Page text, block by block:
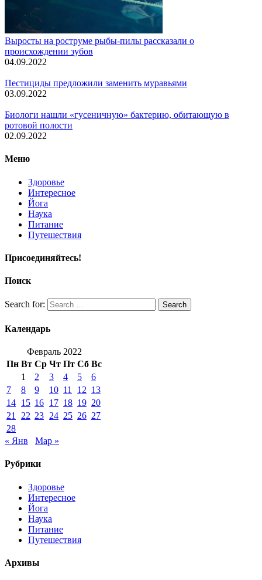
Выросты на роструме рыбы-пилы рассказали о
происхождении зубов
04.09.2022
Пестициды предложили заменить муравьями
03.09.2022
Биологи нашли «гусеничную» бактерию, обитающую в
ротовой полости
02.09.2022
Меню
Здоровье
Интересное
Йога
Наука
Питание
Путешествия
Присоединяйтесь!
Поиск
Search for: Search
Календарь
Февраль 2022
Пн Вт Ср Чт Пт Сб Вс
1
2 3 4 5
6
7
8 9 10 11 12 13
14 15 16 17 18 19 20
21
22 23 24 25 26 27
28
« Янв
Мар »
Рубрики
Здоровье
Интересное
Йога
Наука
Питание
Путешествия
Архивы